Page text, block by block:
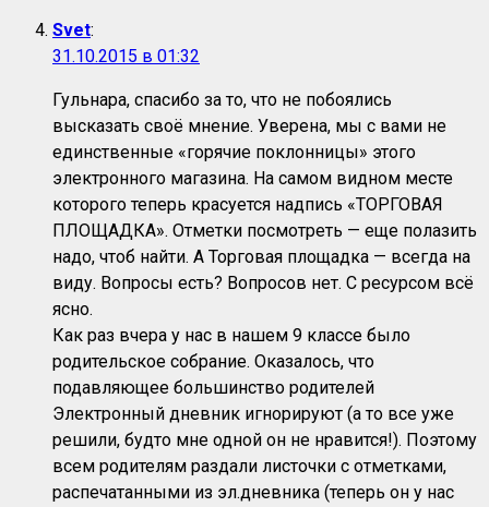
Svet:
31.10.2015 в 01:32
Гульнара, спасибо за то, что не побоялись
высказать своё мнение. Уверена, мы с вами не
единственные «горячие поклонницы» этого
электронного магазина. На самом видном месте
которого теперь красуется надпись «ТОРГОВАЯ
ПЛОЩАДКА». Отметки посмотреть — еще полазить
надо, чтоб найти. А Торговая площадка — всегда на
виду. Вопросы есть? Вопросов нет. С ресурсом всё
ясно.
Как раз вчера у нас в нашем 9 классе было
родительское собрание. Оказалось, что
подавляющее большинство родителей
Электронный дневник игнорируют (а то все уже
решили, будто мне одной он не нравится!). Поэтому
всем родителям раздали листочки с отметками,
распечатанными из эл.дневника (теперь он у нас